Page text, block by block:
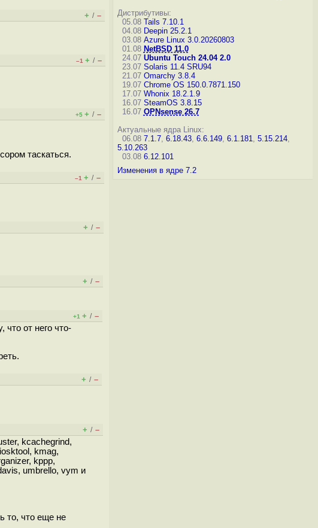
+ / –
–1 + / –
+5 + / –
таскаться.
–1 + / –
+ / –
+ / –
+1 + / –
что от него что-
+ / –
+ / –
kcachegrind,
kmag,
kppp,
umbrello, vym и
то, что еще не
Дистрибутивы:
05.08 Tails 7.10.1
04.08 Deepin 25.2.1
03.08 Azure Linux 3.0.20260803
01.08 NetBSD 11.0
24.07 Ubuntu Touch 24.04 2.0
23.07 Solaris 11.4 SRU94
21.07 Omarchy 3.8.4
19.07 Chrome OS 150.0.7871.150
17.07 Whonix 18.2.1.9
16.07 SteamOS 3.8.15
16.07 OPNsense 26.7
Актуальные ядра Linux:
06.08 7.1.7, 6.18.43, 6.6.149, 6.1.181, 5.15.214,
5.10.263
03.08 6.12.101
Изменения в ядре 7.2